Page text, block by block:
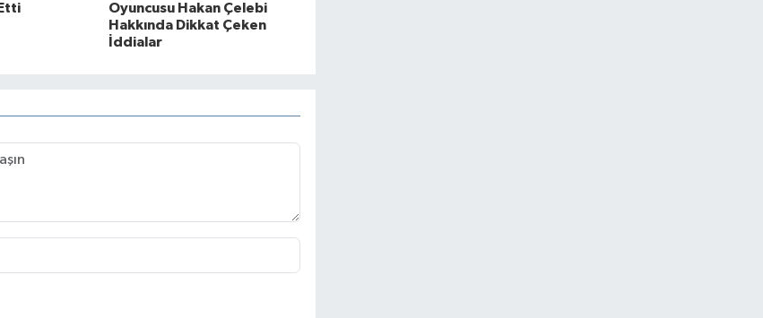
Oyuncusu Hakan Çelebi
Hakkında Dikkat Çeken
İddialar